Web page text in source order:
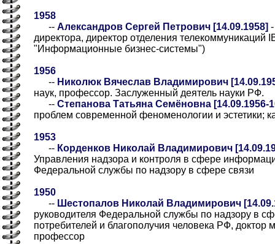
1958
-- Александров Сергей Петрович [14.09.1958]
директора, директор отделения телекоммуникаций
"Информационные бизнес-системы")
1956
-- Николюк Вячеслав Владимирович
наук, профессор. Заслуженный деятель науки РФ.
-- Степанова Татьяна Семёновна [14.09.1956-
проблем современной феноменологии и эстетики;
1953
-- Корденков Николай Владимирович
Управления надзора и контроля в сфере
Федеральной службы по надзору в сфере связи
1950
-- Шестопалов Николай Владимирович
руководителя Федеральной службы по надзору в
потребителей и благополучия человека РФ, доктор
профессор